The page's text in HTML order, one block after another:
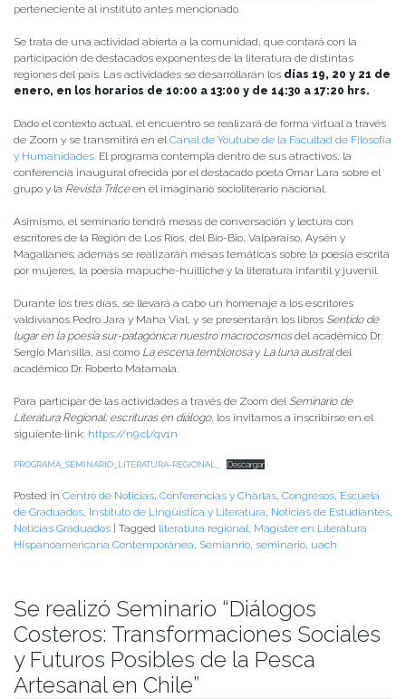
perteneciente al instituto antes mencionado.
Se trata de una actividad abierta a la comunidad, que contará con la
participación de destacados exponentes de la literatura de distintas
regiones del país. Las actividades se desarrollarán los días 19, 20 y 21 de
enero, en los horarios de 10:00 a 13:00 y de 14:30 a 17:20 hrs.
Dado el contexto actual, el encuentro se realizará de forma virtual a través
de Zoom y se transmitirá en elCanal de Youtube de la Facultad de Filosofía
y Humanidades. El programa contempla dentro de sus atractivos, la
conferencia inaugural ofrecida por el destacado poeta Omar Lara sobre el
grupo y la Revista Trilceen el imaginario socioliterario nacional.
Asimismo, el seminario tendrá mesas de conversación y lectura con
escritores de la Región de Los Ríos, del Bío-Bío, Valparaíso, Aysén y
Magallanes; además se realizarán mesas temáticas sobre la poesía escrita
por mujeres, la poesía mapuche-huilliche y la literatura infantil y juvenil.
Durante los tres días, se llevará a cabo un homenaje a los escritores
valdivianos Pedro Jara y Maha Vial, y se presentarán los libros Sentido de
lugar en la poesía sur-patagónica: nuestro macrocosmosdel académico Dr.
Sergio Mansilla, así como La escena temblorosay La luna australdel
académico Dr. Roberto Matamala.
Para participar de las actividades a través de Zoom del Seminario de
Literatura Regional: escrituras en diálogo, los invitamos a inscribirse en el
siguiente link: https://n9.cl/qv1n
PROGRAMA_SEMINARIO_LITERATURA-REGIONAL_ Descargar
Posted in Centro de Noticias, Conferencias y Charlas, Congresos, Escuela
de Graduados, Instituto de Lingüística y Literatura, Noticias de Estudiantes,
Noticias Graduados | Tagged literatura regional, Magíster en Literatura
Hispanoamericana Contemporánea, Semianrio, seminario, uach
Se realizó Seminario “Diálogos
Costeros: Transformaciones Sociales
y Futuros Posibles de la Pesca
Artesanal en Chile”